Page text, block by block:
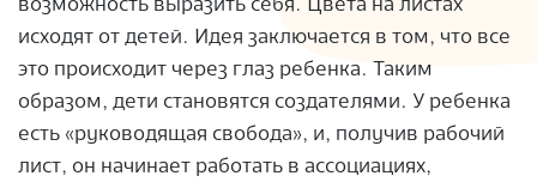
возможность выразить себя. Цвета на листах
исходят от детей. Идея заключается в том, что все
это происходит через глаз ребенка. Таким
образом, дети становятся создателями. У ребенка
есть «руководящая свобода», и, получив рабочий
лист, он начинает работать в ассоциациях,